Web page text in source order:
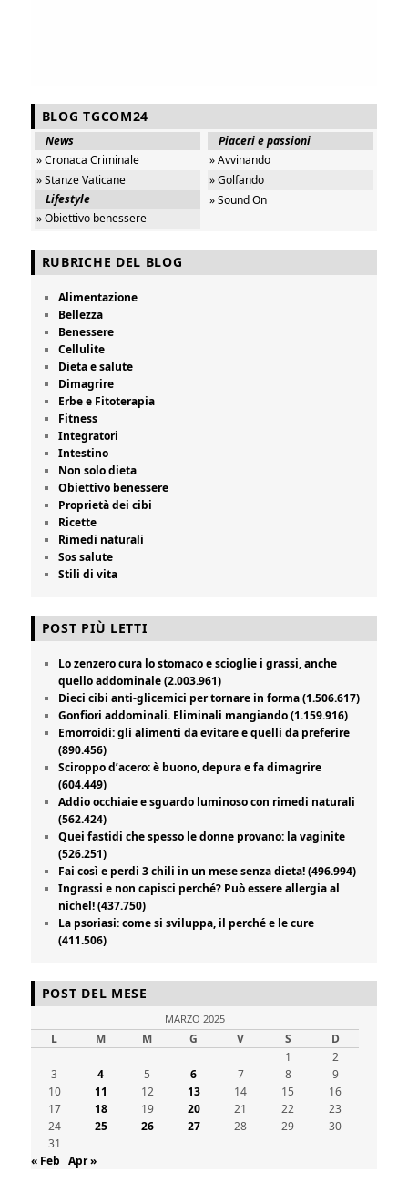
BLOG TGCOM24
News
» Cronaca Criminale
» Stanze Vaticane
Lifestyle
» Obiettivo benessere
Piaceri e passioni
» Avvinando
» Golfando
» Sound On
RUBRICHE DEL BLOG
Alimentazione
Bellezza
Benessere
Cellulite
Dieta e salute
Dimagrire
Erbe e Fitoterapia
Fitness
Integratori
Intestino
Non solo dieta
Obiettivo benessere
Proprietà dei cibi
Ricette
Rimedi naturali
Sos salute
Stili di vita
POST PIÙ LETTI
Lo zenzero cura lo stomaco e scioglie i grassi, anche
quello addominale (2.003.961)
Dieci cibi anti-glicemici per tornare in forma (1.506.617)
Gonfiori addominali. Eliminali mangiando (1.159.916)
Emorroidi: gli alimenti da evitare e quelli da preferire
(890.456)
Sciroppo d’acero: è buono, depura e fa dimagrire
(604.449)
Addio occhiaie e sguardo luminoso con rimedi naturali
(562.424)
Quei fastidi che spesso le donne provano: la vaginite
(526.251)
Fai così e perdi 3 chili in un mese senza dieta! (496.994)
Ingrassi e non capisci perché? Può essere allergia al
nichel! (437.750)
La psoriasi: come si sviluppa, il perché e le cure
(411.506)
POST DEL MESE
MARZO 2025
L M M G V S
D
1
2
3
4 5 6 7 8
9
10
11 12 13 14 15
16
17
18 19 20 21 22
23
24
25 26 27 28 29
30
31
« Feb Apr »